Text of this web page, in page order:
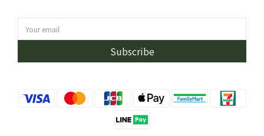
Subscribe